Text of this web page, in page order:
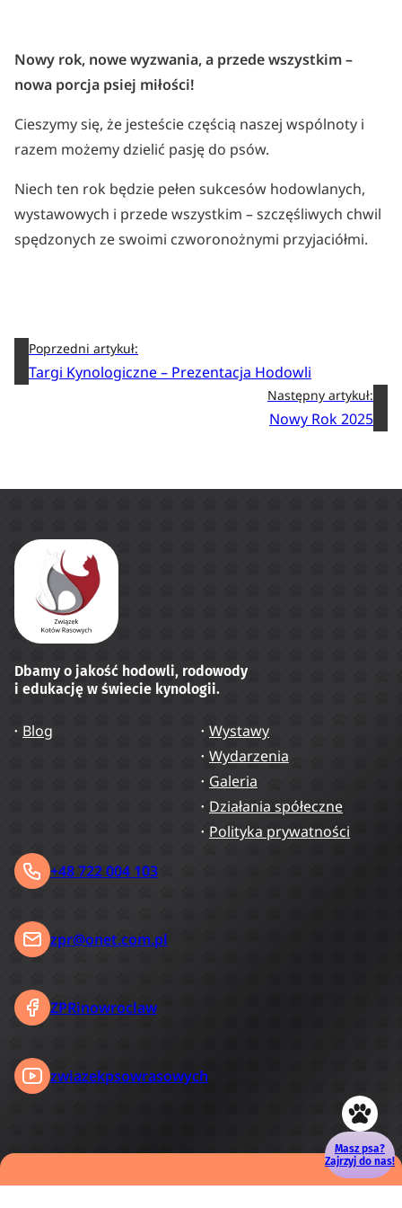
Masz psa?
Zajrzyj do nas!
Nowy rok, nowe wyzwania, a przede wszystkim –
nowa porcja psiej miłości!
Cieszymy się, że jesteście częścią naszej wspólnoty i
razem możemy dzielić pasję do psów.
Niech ten rok będzie pełen sukcesów hodowlanych,
wystawowych i przede wszystkim – szczęśliwych chwil
spędzonych ze swoimi czworonożnymi przyjaciółmi.
Poprzedni artykuł:
Targi Kynologiczne – Prezentacja Hodowli
Następny artykuł:
Nowy Rok 2025
Dbamy o jakość hodowli, rodowody
i edukację w świecie kynologii.
Blog
Wystawy
Wydarzenia
Galeria
Działania spółeczne
Polityka prywatności
+48 722 004 103
zpr@onet.com.pl
ZPRinowroclaw
zwiazekpsowrasowych